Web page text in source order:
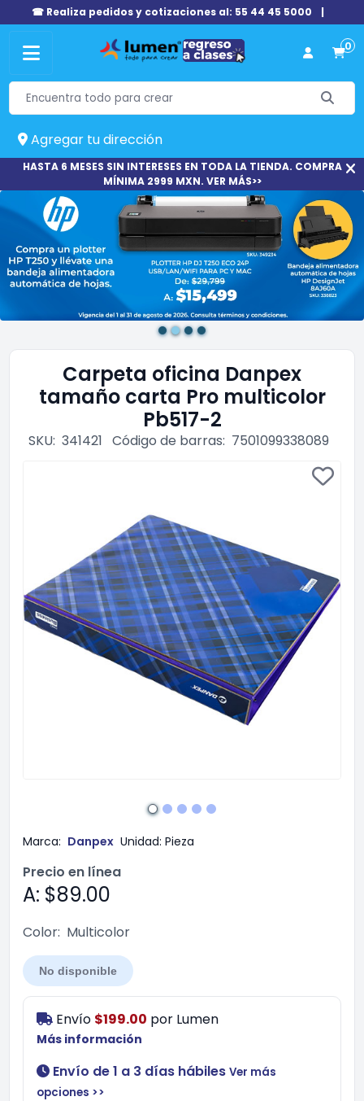
☎ Realiza pedidos y cotizaciones al: 55 44 45 5000 |
0
Agregar tu dirección
HASTA 6 MESES SIN INTERESES EN TODA LA TIENDA. COMPRA
MÍNIMA 2999 MXN. VER MÁS>>
Carpeta oficina Danpex
tamaño carta Pro multicolor
Pb517-2
SKU: 341421 Código de barras: 7501099338089
Marca: Danpex Unidad: Pieza
Precio en línea
A: $89.00
Color: Multicolor
No disponible
Envío $199.00 por Lumen
Más información
Envío de 1 a 3 días hábiles Ver más
opciones >>